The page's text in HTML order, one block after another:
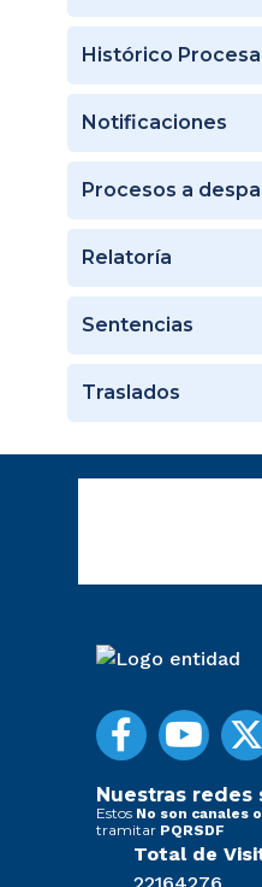
Histórico
Notificaciones
Procesos a
Relatoría
Sentencias
Traslados
Nuestras redes
Estos No son canales
tramitar PQRSDF
Total de
22164276